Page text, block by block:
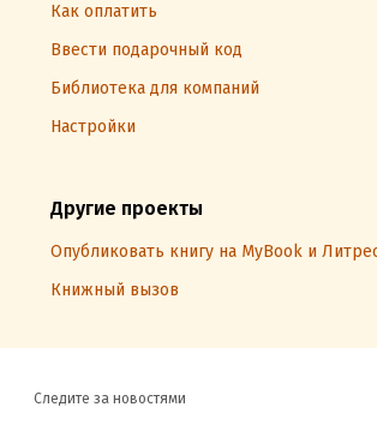
Как оплатить
Ввести подарочный код
Библиотека для компаний
Настройки
Другие проекты
Опубликовать книгу на MyBook и
Книжный вызов
Следите за новостями